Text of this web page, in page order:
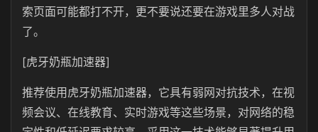
索页面可能都打不开，更不要说还要在游戏里多人对战
了。
[虎牙奶瓶加速器]
推荐使用虎牙奶瓶加速器，它具有弱网对抗技术，在视
频会议、在线教育、实时游戏等这些场景，对网络的稳